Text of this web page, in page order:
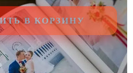
В КОРЗИНУ